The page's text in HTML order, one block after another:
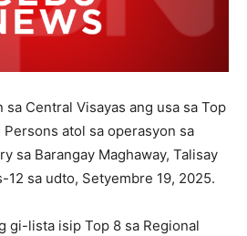
sa Central Visayas ang usa sa Top
atol sa operasyon sa
sa Barangay Maghaway, Talisay
12 sa udto, Setyembre 19, 2025.
gi-lista isip Top 8 sa Regional